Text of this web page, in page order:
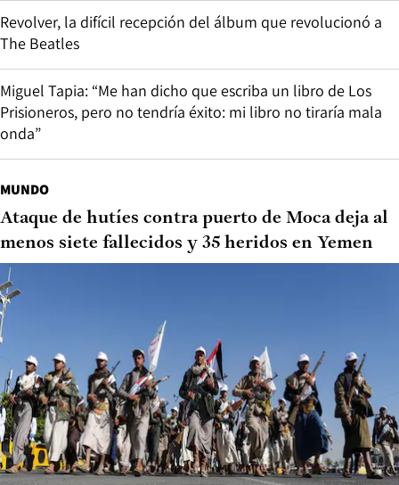
Revolver, la difícil recepción del álbum que revolucionó a
The Beatles
Miguel Tapia: “Me han dicho que escriba un libro de Los
Prisioneros, pero no tendría éxito: mi libro no tiraría mala
onda”
MUNDO
Ataque de hutíes contra puerto de Moca deja al
menos siete fallecidos y 35 heridos en Yemen